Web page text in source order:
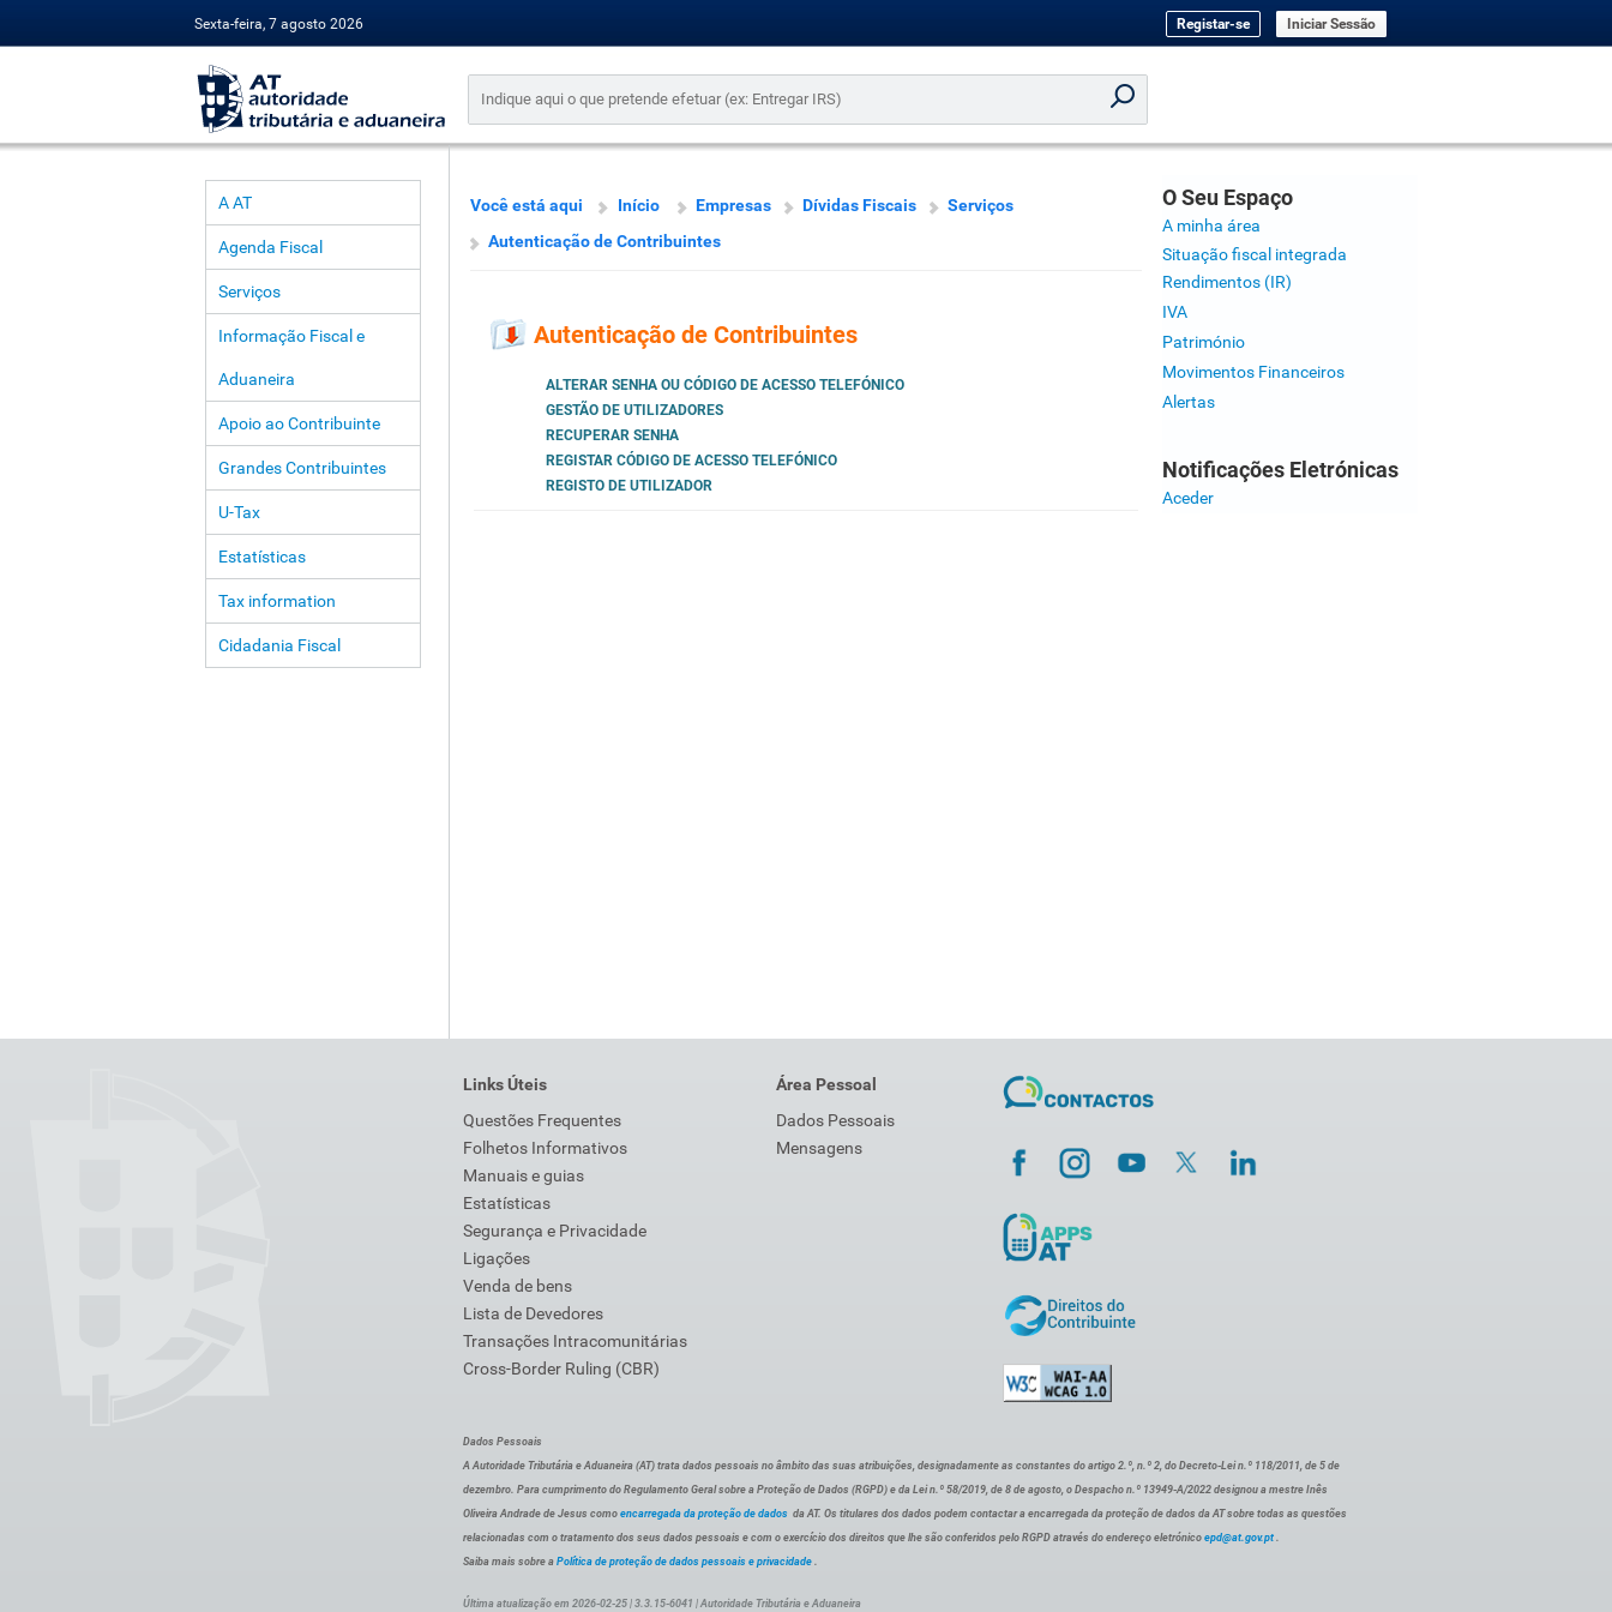
Sexta-feira, 7 agosto 2026 Registar-se Iniciar Sessão
A AT
Agenda Fiscal
Serviços
Informação Fiscal e
Aduaneira
Apoio ao Contribuinte
Grandes Contribuintes
U-Tax
Estatísticas
Tax information
Cidadania Fiscal
Você está aqui Início Empresas Dívidas Fiscais
Serviços
Autenticação de Contribuintes
Autenticação de Contribuintes
ALTERAR SENHA OU CÓDIGO DE ACESSO TELEFÓNICO
GESTÃO DE UTILIZADORES
RECUPERAR SENHA
REGISTAR CÓDIGO DE ACESSO TELEFÓNICO
REGISTO DE UTILIZADOR
O Seu Espaço
A minha área
Situação fiscal integrada
Rendimentos (IR)
IVA
Património
Movimentos Financeiros
Alertas
Notificações Eletrónicas
Aceder
Links Úteis
Questões Frequentes
Folhetos Informativos
Manuais e guias
Estatísticas
Segurança e Privacidade
Ligações
Venda de bens
Lista de Devedores
Transações Intracomunitárias
Cross-Border Ruling (CBR)
Área Pessoal
Dados Pessoais
Mensagens
Dados Pessoais
A Autoridade Tributária e Aduaneira (AT) trata dados pessoais no âmbito das suas atribuições, designadamente as constantes do artigo 2.º, n.º 2, do Decreto-Lei n.º 118/2011, de 5 de
dezembro. Para cumprimento do Regulamento Geral sobre a Proteção de Dados (RGPD) e da Lei n.º 58/2019, de 8 de agosto, o Despacho n.º 13949-A/2022 designou a mestre Inês
Oliveira Andrade de Jesus como encarregada da proteção de dados da AT. Os titulares dos dados podem contactar a encarregada da proteção de dados da AT sobre todas as questões
relacionadas com o tratamento dos seus dados pessoais e com o exercício dos direitos que lhe são conferidos pelo RGPD através do endereço eletrónico epd@at.gov.pt .
Saiba mais sobre a Política de proteção de dados pessoais e privacidade .
Última atualização em 2026-02-25 | 3.3.15-6041 | Autoridade Tributária e Aduaneira